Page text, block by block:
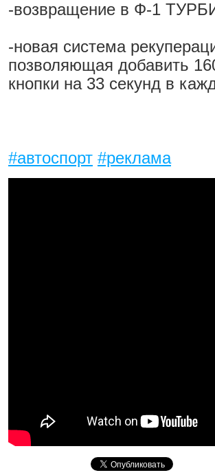
-возвращение в Ф-1
-новая система
позволяющая добавить
кнопки на 33 секунд в
#автоспорт #реклама